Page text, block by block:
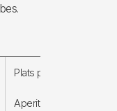
Plats precuinats.
Aperitius salats,